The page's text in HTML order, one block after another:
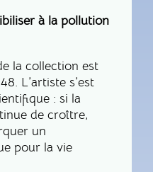
à la pollution
la collection est
L’artiste s’est
: si la
de croître,
un
pour la vie